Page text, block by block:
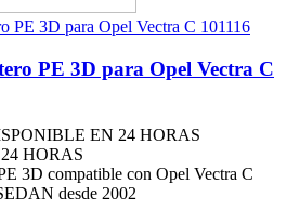
PE 3D para Opel Vectra C
EN 24 HORAS
HORAS
3D compatible con Opel Vectra C
desde 2002